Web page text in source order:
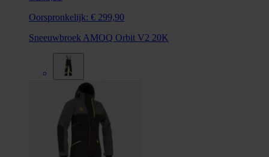
Oorspronkelijk: € 299,90
Sneeuwbroek AMOQ Orbit V2 20K